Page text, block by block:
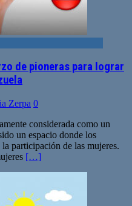
de pioneras para lograr
Zerpa 0
considerada como un
un espacio donde los
participación de las mujeres.
[…]